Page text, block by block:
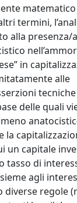
termini,
alla presenza/
in
alle
delle quali
la
un capitale
tasso di
agli
diverse regole